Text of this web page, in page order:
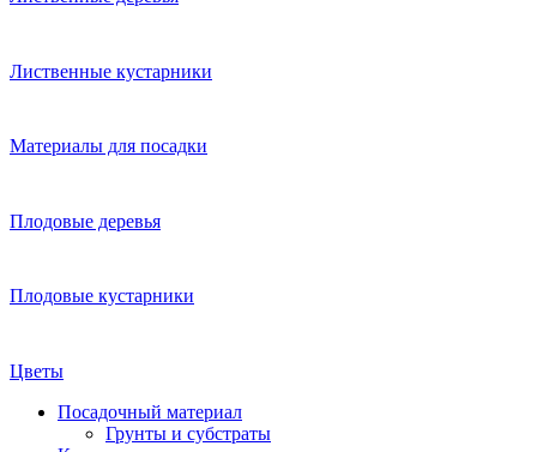
Лиственные кустарники
Материалы для посадки
Плодовые деревья
Плодовые кустарники
Цветы
Посадочный материал
Грунты и субстраты